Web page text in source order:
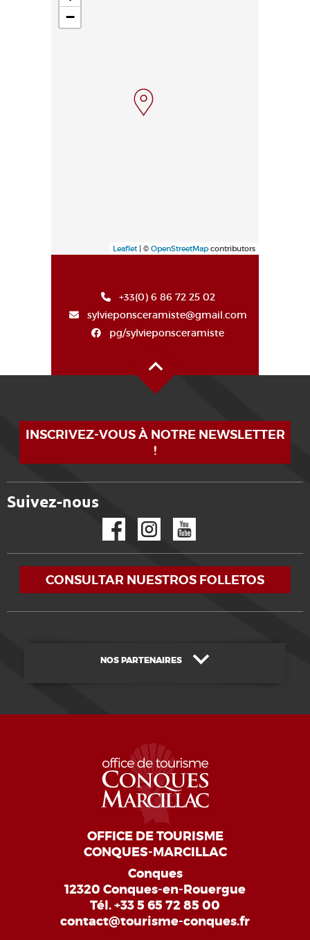
−
Leaflet| © OpenStreetMap contributors
+33(0) 6 86 72 25 02
sylvieponsceramiste@gmail.com
pg/sylvieponsceramiste
INSCRIVEZ-VOUS À NOTRE NEWSLETTER
!
Suivez-nous
CONSULTAR NUESTROS FOLLETOS
NOS PARTENAIRES
OFFICE DE TOURISME
CONQUES-MARCILLAC
Conques
12320 Conques-en-Rouergue
Tél.+33 5 65 72 85 00
contact@tourisme-conques.fr